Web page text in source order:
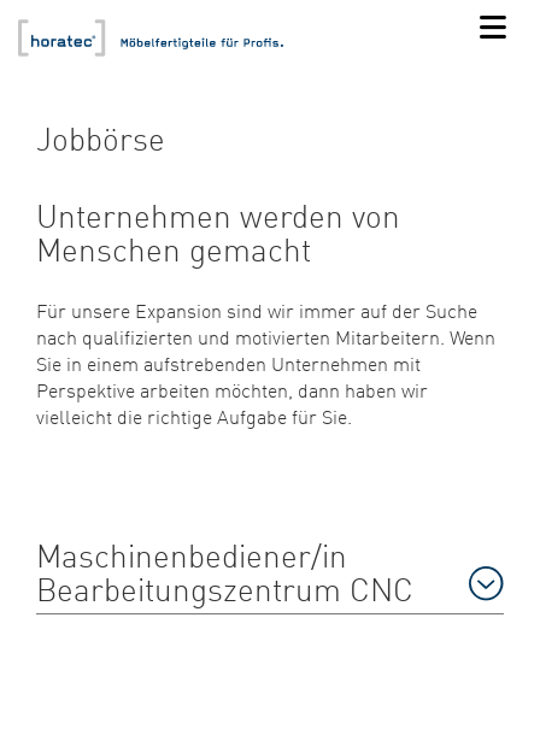
Jobbörse
Unternehmen werden von
Menschen gemacht
Für unsere Expansion sind wir immer auf der Suche
nach qualifizierten und motivierten Mitarbeitern. Wenn
Sie in einem aufstrebenden Unternehmen mit
Perspektive arbeiten möchten, dann haben wir
vielleicht die richtige Aufgabe für Sie.
Maschinenbediener/in
Bearbeitungszentrum CNC